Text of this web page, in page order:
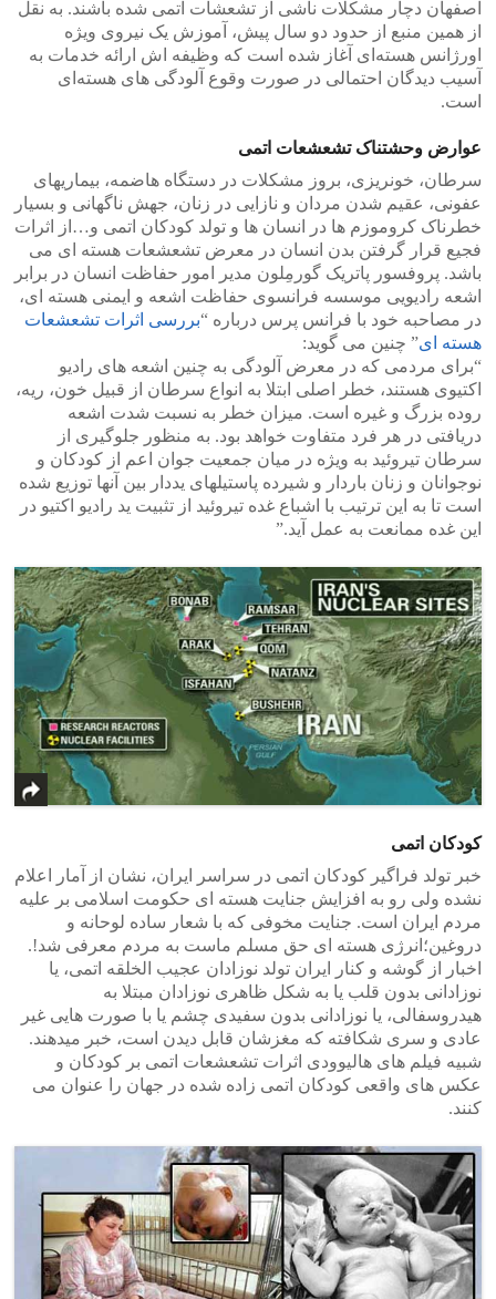
اصفهان دچار مشکلات ناشی از تشعشات اتمی شده باشند. به نقل
از همین منبع از حدود دو سال پیش، آموزش یک نیروی ویژه
اورژانس هسته‌ای آغاز شده است که وظیفه اش ارائه خدمات به
آسیب دیدگان احتمالی در صورت وقوع آلودگی های هسته‌ای
است.
عوارض وحشتناک تشعشعات اتمی
سرطان،‌ خونریزی، بروز ‌مشکلات در دستگاه هاضمه، بیماریهای
عفونی، عقیم شدن مردان و نازایی در زنان، جهش ناگهانی و بسیار
خطرناک کروموزم ها در انسان ها و تولد کودکان اتمی و…از اثرات
فجیع قرار گرفتن بدن انسان در معرض تشعشعات هسته ای می
باشد. پروفسور پاتریک گورمِلون مدیر امور حفاظت انسان در برابر
اشعه رادیویی موسسه فرانسوی حفاظت اشعه و ایمنی هسته ای،
در مصاحبه خود با فرانس پرس درباره “بررسی اثرات تشعشعات
هسته ای” چنین می گوید:
“برای مردمی که در معرض آلودگی به چنین اشعه های رادیو
اکتیوی هستند،‌ خطر اصلی ابتلا به انواع سرطان از قبیل خون، ریه،‌
روده بزرگ و غیره است. میزان خطر به نسبت شدت اشعه
دریافتی در هر فرد متفاوت خواهد بود. به منظور جلوگیری از
سرطان تیروئید به ویژه در میان جمعیت جوان اعم از کودکان و‌
نوجوانان و زنان باردار و شیرده پاستیلهای یددار بین آنها توزیع شده
است تا به این ترتیب با اشباع غده تیروئید از تثبیت ید رادیو اکتیو در
این غده ممانعت به عمل آید.”
کودکان اتمی
خبر تولد فراگیر کودکان اتمی در سراسر ایران، نشان از آمار اعلام
نشده ولی رو به افزایش جنایت هسته ای حکومت اسلامی بر علیه
مردم ایران است. جنایت مخوفی که با شعار ساده لوحانه و
دروغین؛انرژی هسته ای حق مسلم ماست به مردم معرفی شد!.
اخبار از گوشه و کنار ایران تولد نوزادان عجیب الخلقه اتمی، یا
نوزادانی بدون قلب یا به شکل ظاهری نوزادان مبتلا به
هیدروسفالی، یا نوزادانی بدون سفیدی چشم یا با صورت هایی غیر
عادی و سری شکافته که مغزشان قابل دیدن است، خبر میدهند.
شبیه فیلم های هالیوودی اثرات تشعشعات اتمی بر کودکان و
عکس های واقعی کودکان اتمی زاده شده در جهان را عنوان می
کنند.